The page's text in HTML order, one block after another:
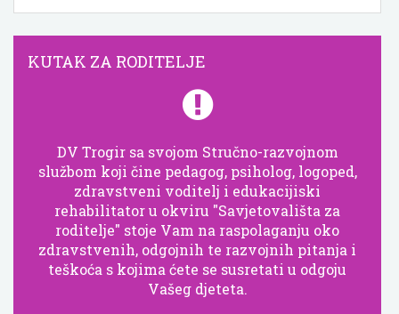
KUTAK ZA RODITELJE
DV Trogir sa svojom Stručno-razvojnom
službom koji čine pedagog, psiholog, logoped,
zdravstveni voditelj i edukacijiski
rehabilitator u okviru "Savjetovališta za
roditelje" stoje Vam na raspolaganju oko
zdravstvenih, odgojnih te razvojnih pitanja i
teškoća s kojima ćete se susretati u odgoju
Vašeg djeteta.